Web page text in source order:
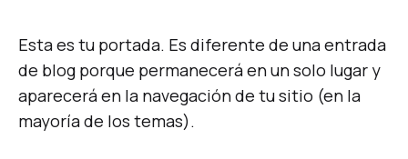
Esta es tu portada. Es diferente de una entrada
de blog porque permanecerá en un solo lugar y
aparecerá en la navegación de tu sitio (en la
mayoría de los temas).